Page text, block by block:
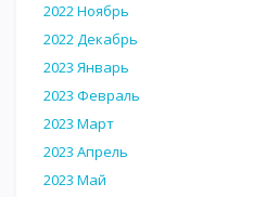
2022 Ноябрь
2022 Декабрь
2023 Январь
2023 Февраль
2023 Март
2023 Апрель
2023 Май